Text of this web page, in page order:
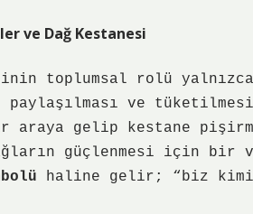
ve Dağ Kestanesi
toplumsal rolü
ve
gelip kestane
güçlenmesi için bir
haline gelir; “biz